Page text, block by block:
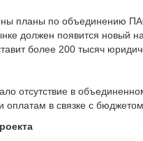
планы по объединению
должен появится новый
более 200 тысяч
отсутствиев
оплатам в связке с бюджетом.